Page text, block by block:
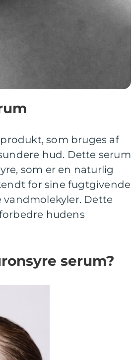
som bruges af
hud. Dette serum
som er en naturlig
for sine fugtgivende
Dette
hudens
serum?